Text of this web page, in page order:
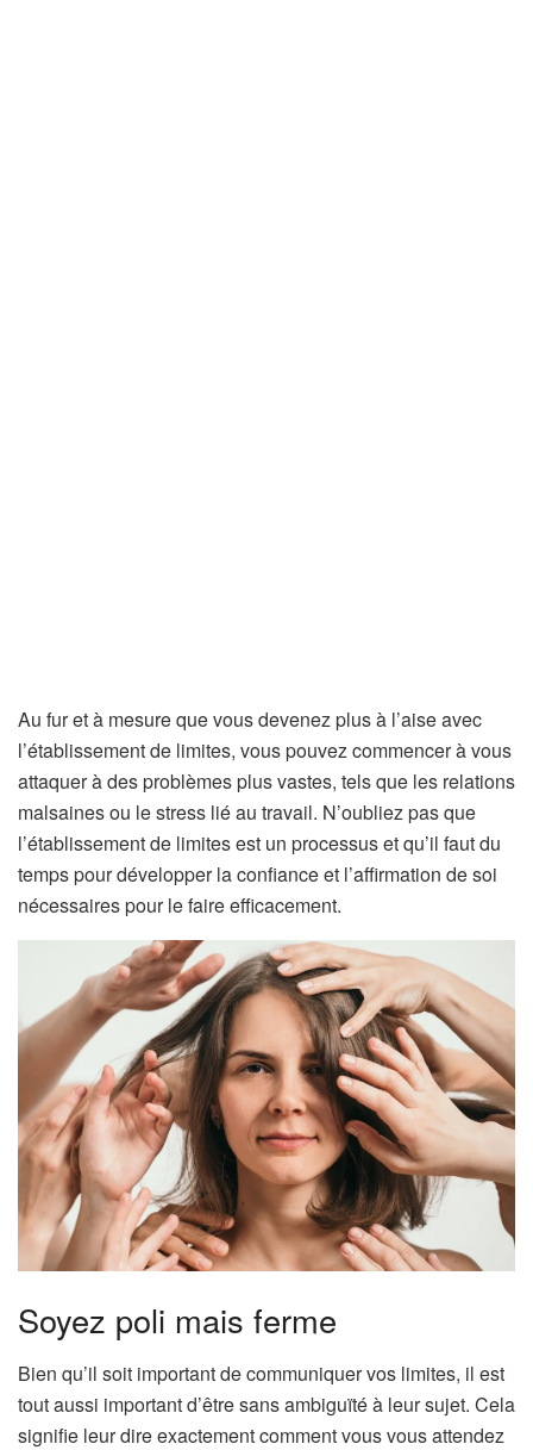
Au fur et à mesure que vous devenez plus à l’aise avec
l’établissement de limites, vous pouvez commencer à vous
attaquer à des problèmes plus vastes, tels que les relations
malsaines ou le stress lié au travail. N’oubliez pas que
l’établissement de limites est un processus et qu’il faut du
temps pour développer la confiance et l’affirmation de soi
nécessaires pour le faire efficacement.
Soyez poli mais ferme
Bien qu’il soit important de communiquer vos limites, il est
tout aussi important d’être sans ambiguïté à leur sujet. Cela
signifie leur dire exactement comment vous vous attendez